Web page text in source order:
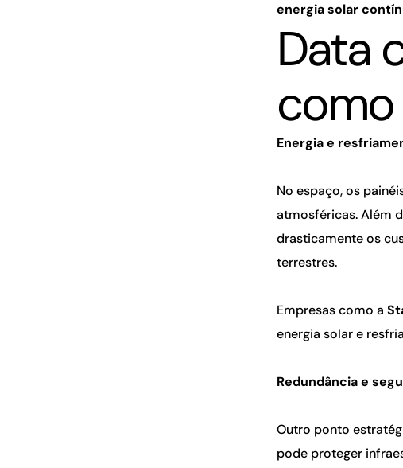
energia solar
Data
Energia e
No espaço, os
atmosféricas. Além
drasticamente os
terrestres.
Empresas como a
energia solar e
Redundância e
Outro ponto
pode proteger